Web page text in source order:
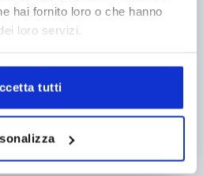
hai fornito loro o che hanno
loro servizi.
tutti
2,5 mm
a 1 punto
a 3 punti